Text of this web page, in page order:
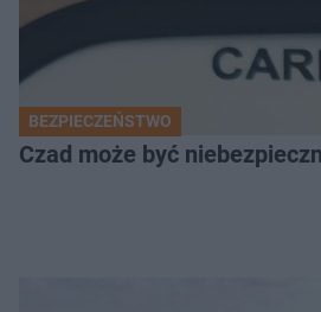
BEZPIECZEŃSTWO
Czad może być